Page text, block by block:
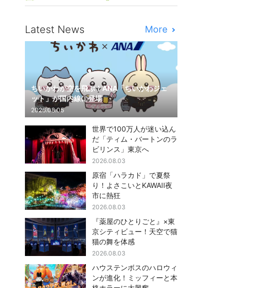
Latest News More
ちいかわが空を飛ぶ！ANA「ちいかわジェ
ット」が国内線に登場
2026.08.05
世界で100万人が迷い込ん
だ「ティム・バートンのラ
ビリンス」東京へ
2026.08.03
原宿「ハラカド」で夏祭
り！よさこいとKAWAII夜
市に熱狂
2026.08.03
『薬屋のひとりごと』×東
京シティビュー！天空で猫
猫の舞を体感
2026.08.03
ハウステンボスのハロウィ
ンが進化！ミッフィーと本